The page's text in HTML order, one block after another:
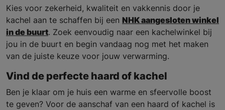
Kies voor zekerheid, kwaliteit en vakkennis door je
kachel aan te schaffen bij een NHK aangesloten winkel
in de buurt. Zoek eenvoudig naar een kachelwinkel bij
jou in de buurt en begin vandaag nog met het maken
van de juiste keuze voor jouw verwarming.
Vind de perfecte haard of kachel
Ben je klaar om je huis een warme en sfeervolle boost
te geven? Voor de aanschaf van een haard of kachel is